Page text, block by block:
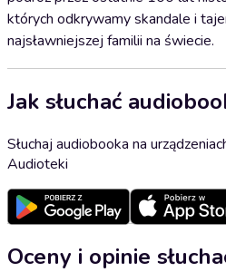
których odkrywamy skandale i
najsławniejszej familii na świecie.
Jak słuchać
Słuchaj audiobooka na
Audioteki
Oceny i opinie